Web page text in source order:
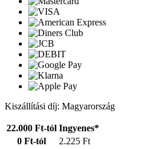
Kiszállítási díj: Magyarország
22.000 Ft-tól Ingyenes*
0 Ft-tól
2.225 Ft